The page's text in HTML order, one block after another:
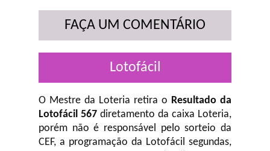
FAÇA UM COMENTÁRIO
Lotofácil
O Mestre da Loteria retira o Resultado da
Lotofácil 567 diretamento da caixa Loteria,
porém não é responsável pelo sorteio da
CEF, a programação da Lotofácil segundas,